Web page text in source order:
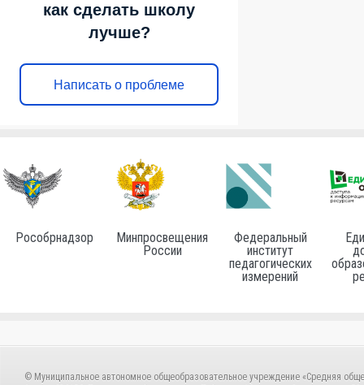
как сделать школу
лучше?
Написать о проблеме
Рособрнадзор
Минпросвещения
России
Федеральный
институт
педагогических
измерений
© Муниципальное автономное общеобразовательное учреждение «Средняя